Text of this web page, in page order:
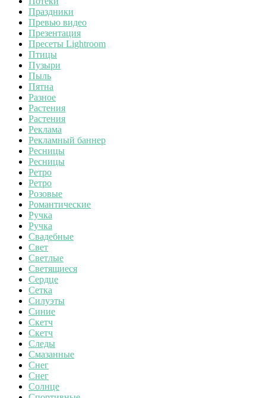
Праздники
Превью видео
Презентация
Пресеты Lightroom
Птицы
Пузыри
Пыль
Пятна
Разное
Растения
Растения
Реклама
Рекламный баннер
Ресницы
Ресницы
Ретро
Ретро
Розовые
Романтические
Ручка
Ручка
Свадебные
Свет
Светлые
Светящиеся
Сердце
Сетка
Силуэты
Синие
Скетч
Скетч
Следы
Смазанные
Снег
Снег
Солнце